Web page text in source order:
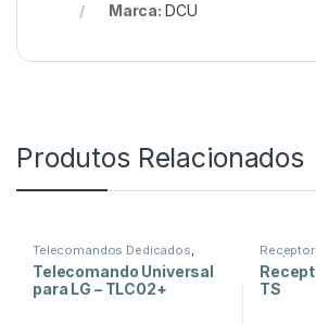
Marca: DCU
Produtos Relacionados
Telecomandos Dedicados,
Telecomandos Dedicados para
LG,TV Áudio e Vídeo
Telecomando Universal
para LG – TLC02+
TV
TS